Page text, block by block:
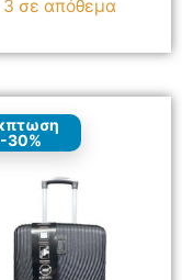
3 σε απόθεμα
-30%